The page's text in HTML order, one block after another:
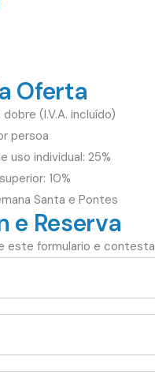
Oferta
(I.V.A. incluído)
persoa
uso individual: 25%
10%
Santa e Pontes
e Reserva
formulario e